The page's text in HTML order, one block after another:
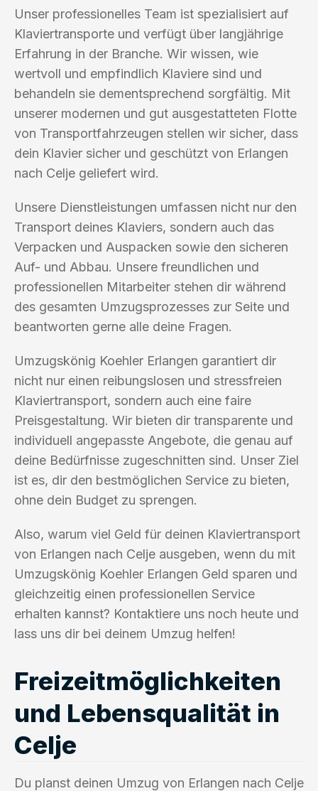
Unser professionelles Team ist spezialisiert auf
Klaviertransporte und verfügt über langjährige
Erfahrung in der Branche. Wir wissen, wie
wertvoll und empfindlich Klaviere sind und
behandeln sie dementsprechend sorgfältig. Mit
unserer modernen und gut ausgestatteten Flotte
von Transportfahrzeugen stellen wir sicher, dass
dein Klavier sicher und geschützt von Erlangen
nach Celje geliefert wird.
Unsere Dienstleistungen umfassen nicht nur den
Transport deines Klaviers, sondern auch das
Verpacken und Auspacken sowie den sicheren
Auf- und Abbau. Unsere freundlichen und
professionellen Mitarbeiter stehen dir während
des gesamten Umzugsprozesses zur Seite und
beantworten gerne alle deine Fragen.
Umzugskönig Koehler Erlangen garantiert dir
nicht nur einen reibungslosen und stressfreien
Klaviertransport, sondern auch eine faire
Preisgestaltung. Wir bieten dir transparente und
individuell angepasste Angebote, die genau auf
deine Bedürfnisse zugeschnitten sind. Unser Ziel
ist es, dir den bestmöglichen Service zu bieten,
ohne dein Budget zu sprengen.
Also, warum viel Geld für deinen Klaviertransport
von Erlangen nach Celje ausgeben, wenn du mit
Umzugskönig Koehler Erlangen Geld sparen und
gleichzeitig einen professionellen Service
erhalten kannst? Kontaktiere uns noch heute und
lass uns dir bei deinem Umzug helfen!
Freizeitmöglichkeiten
und Lebensqualität in
Celje
Du planst deinen Umzug von Erlangen nach Celje